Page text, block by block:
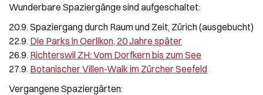
Wunderbare Spaziergänge sind aufgeschaltet:
20.9. Spaziergang durch Raum und Zeit, Zürich (ausgebucht)
22.9. Die Parks in Oerlikon, 20 Jahre später
26.9. Richterswil ZH: Vom Dorfkern bis zum See
27.9. Botanischer Villen-Walk im Zürcher Seefeld
Vergangene Spaziergärten: